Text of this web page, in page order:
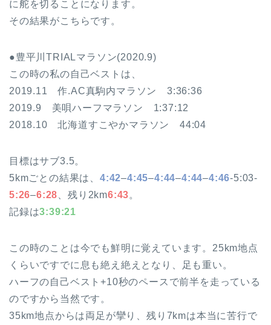
に舵を切ることになります。
その結果がこちらです。
●豊平川TRIALマラソン(2020.9)
この時の私の自己ベストは、
2019.11 作.AC真駒内マラソン 3:36:36
2019.9 美唄ハーフマラソン 1:37:12
2018.10 北海道すこやかマラソン 44:04
目標はサブ3.5。
5kmごとの結果は、 4:42–4:45–4:44–4:44–4:46-5:03-
5:26–6:28 、残り2km6:43。
記録は3:39:21
この時のことは今でも鮮明に覚えています。25km地点
くらいですでに息も絶え絶えとなり、足も重い。
ハーフの自己ベスト+10秒のペースで前半を走っている
のですから当然です。
35km地点からは両足が攣り、残り7kmは本当に苦行で